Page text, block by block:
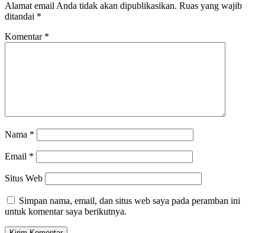
Alamat email Anda tidak akan dipublikasikan. Ruas yang wajib
ditandai *
Komentar *
Nama *
Email *
Situs Web
Simpan nama, email, dan situs web saya pada peramban ini
untuk komentar saya berikutnya.